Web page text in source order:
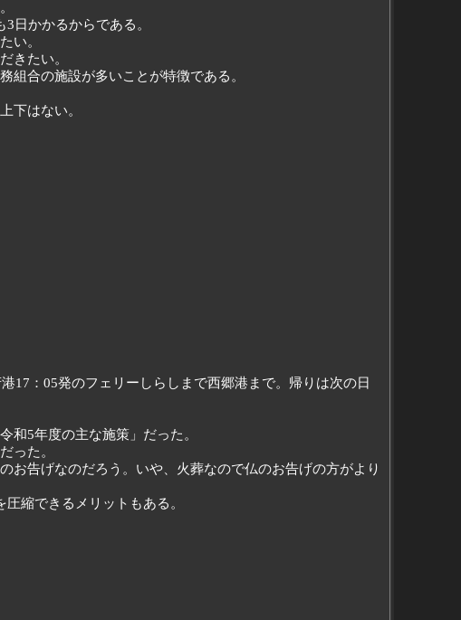
日かかるからである。
い。
きたい。
組合の施設が多いことが特徴である。
下はない。
17：05発のフェリーしらしまで西郷港まで。帰りは次の日
和5年度の主な施策」だった。
った。
お告げなのだろう。いや、火葬なので仏のお告げの方がより
縮できるメリットもある。